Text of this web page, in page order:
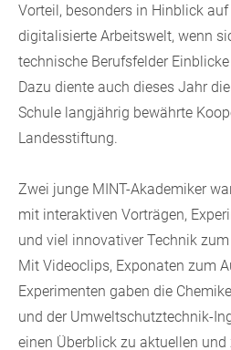
Vorteil, besonders in Hinblick
digitalisierte Arbeitswelt, wenn
technische Berufsfelder
Dazu diente auch dieses Jahr
Schule langjährig bewährte
Landesstiftung.
Zwei junge MINT-Akademiker
mit interaktiven Vorträgen,
und viel innovativer Technik
Mit Videoclips, Exponaten zum
Experimenten gaben die
und der Umweltschutztechnik-
einen Überblick zu aktuellen